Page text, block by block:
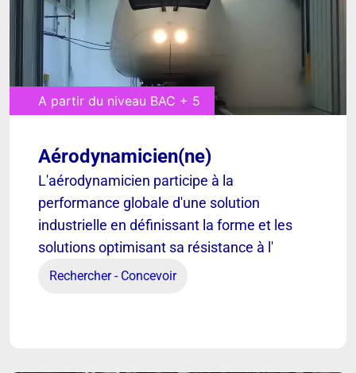
A partir du niveau BAC + 5
Aérodynamicien(ne)
L'aérodynamicien participe à la
performance globale d'une solution
industrielle en définissant la forme et les
solutions optimisant sa résistance à l'
Rechercher - Concevoir
[ VOIR ]
Aérodynamicien(ne)